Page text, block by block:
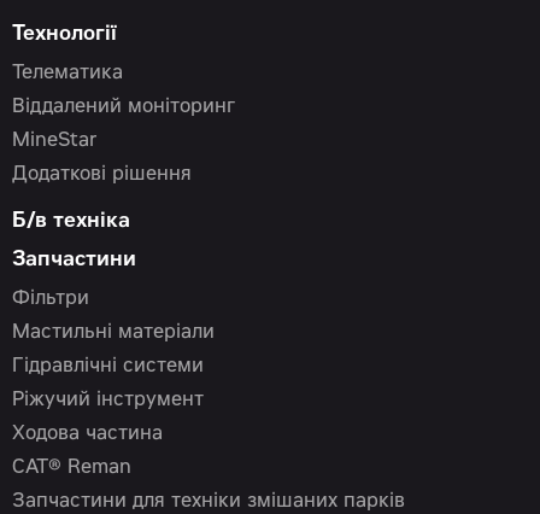
Технології
Телематика
Віддалений моніторинг
MineStar
Додаткові рішення
Б/в техніка
Запчастини
Фільтри
Мастильні матеріали
Гідравлічні системи
Ріжучий інструмент
Ходова частина
CAT® Reman
Запчастини для техніки змішаних парків